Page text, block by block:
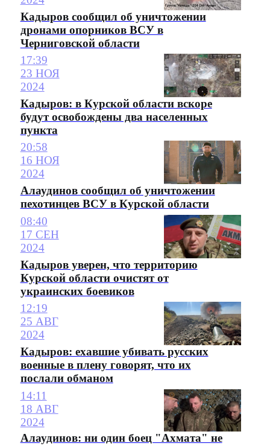
Кадыров сообщил об уничтожении
дронами опорников ВСУ в
Черниговской области
17:39
23 НОЯ
2024
Кадыров: в Курской области вскоре
будут освобождены два населенных
пункта
20:58
16 НОЯ
2024
Алаудинов сообщил об уничтожении
пехотинцев ВСУ в Курской области
08:40
17 СЕН
2024
Кадыров уверен, что территорию
Курской области очистят от
украинских боевиков
12:19
25 АВГ
2024
Кадыров: ехавшие убивать русских
военные в плену говорят, что их
послали обманом
14:11
18 АВГ
2024
Алаудинов: ни один боец "Ахмата" не